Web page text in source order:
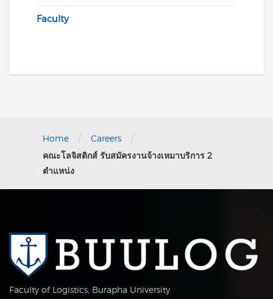
Faculty
Home / Careers /
คณะโลจิสติกส์ รับสมัครงานจ้างเหมาบริการ 2
ตำแหน่ง
Faculty of Logistics, Burapha University